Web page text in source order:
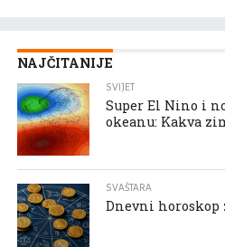
NAJČITANIJE
SVIJET
Super El Nino i
okeanu: Kakva
SVAŠTARA
Dnevni horoskop